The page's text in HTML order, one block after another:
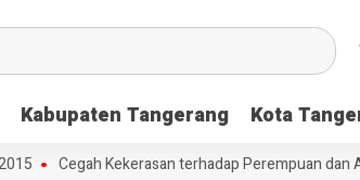
Kabupaten Tangerang Kota
Cegah Kekerasan terhadap Perempuan dan